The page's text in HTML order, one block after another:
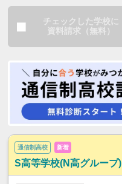
チェックした学校に
資料請求（無料）
通信制高校 新着
S高等学校(N高グループ)